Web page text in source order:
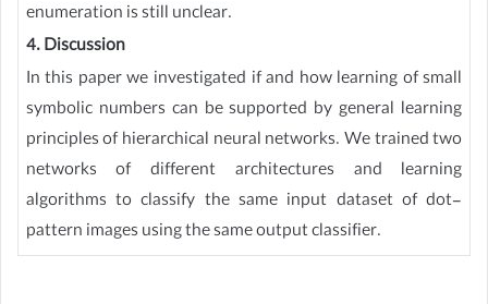
enumeration is still unclear.
4. Discussion
In this paper we investigated if and how learning of small
symbolic numbers can be supported by general learning
principles of hierarchical neural networks. We trained two
networks of different architectures and learning
algorithms to classify the same input dataset of dot-
pattern images using the same output classifier.